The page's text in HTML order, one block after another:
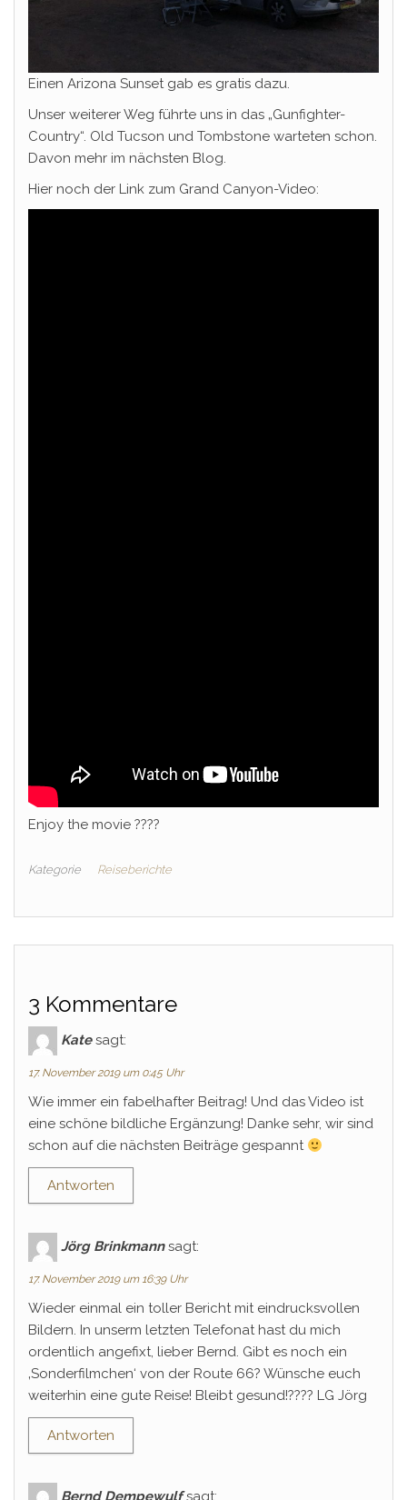
Einen Arizona Sunset gab es gratis dazu.
Unser weiterer Weg führte uns in das „Gunfighter-
Country“. Old Tucson und Tombstone warteten schon.
Davon mehr im nächsten Blog.
Hier noch der Link zum Grand Canyon-Video:
Enjoy the movie ????
Kategorie Reiseberichte
3 Kommentare
Kate sagt:
17. November 2019 um 0:45 Uhr
Wie immer ein fabelhafter Beitrag! Und das Video ist
eine schöne bildliche Ergänzung! Danke sehr, wir sind
schon auf die nächsten Beiträge gespannt
Antworten
Jörg Brinkmann sagt:
17. November 2019 um 16:39 Uhr
Wieder einmal ein toller Bericht mit eindrucksvollen
Bildern. In unserm letzten Telefonat hast du mich
ordentlich angefixt, lieber Bernd. Gibt es noch ein
‚Sonderfilmchen‘ von der Route 66? Wünsche euch
weiterhin eine gute Reise! Bleibt gesund!???? LG Jörg
Antworten
Bernd Dempewulf sagt: